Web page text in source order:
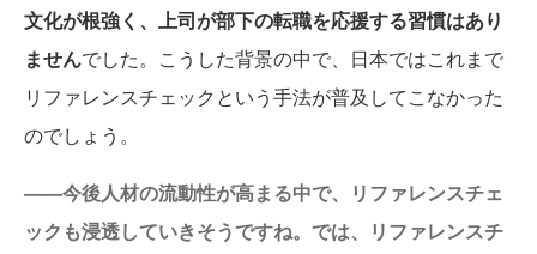
文化が根強く、上司が部下の転職を応援する習慣はあり
ませんでした。こうした背景の中で、日本ではこれまで
リファレンスチェックという手法が普及してこなかった
のでしょう。
——今後人材の流動性が高まる中で、リファレンスチェ
ックも浸透していきそうですね。では、リファレンスチ